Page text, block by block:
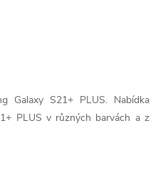
Galaxy S21+ PLUS. Nabídka
PLUS v různých barvách a z